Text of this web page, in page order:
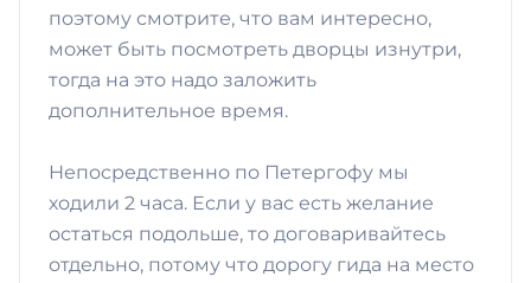
поэтому смотрите, что вам интересно,
может быть посмотреть дворцы изнутри,
тогда на это надо заложить
дополнительное время.
Непосредственно по Петергофу мы
ходили 2 часа. Если у вас есть желание
остаться подольше, то договаривайтесь
отдельно, потому что дорогу гида на место